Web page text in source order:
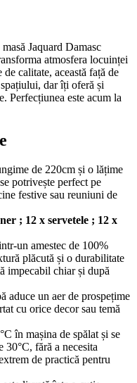
Jaquard Damasc
atmosfera locuinței
calitate, această față de
dar îți oferă și
Perfecțiunea este acum la
de 220cm și o lățime
potrivește perfect pe
festive sau reuniuni de
; 12 x servetele ; 12 x
un amestec de 100%
plăcută și o durabilitate
impecabil chiar și după
aduce un aer de prospețime
cu orice decor sau temă
în mașina de spălat și se
30°C, fără a necesita
de practică pentru